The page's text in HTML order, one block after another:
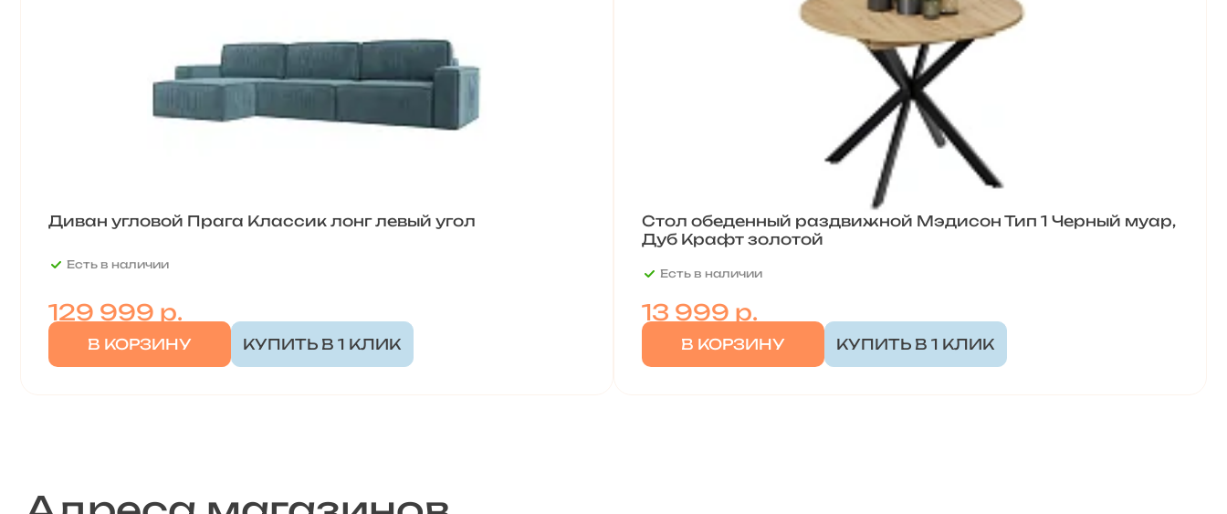
Диван угловой Прага Классик лонг левый угол
Есть в наличии
129 999 р.
В КОРЗИНУ КУПИТЬ В 1 КЛИК
Стол обеденный раздвижной Мэдисон Тип 1 Черный муар,
Дуб Крафт золотой
Есть в наличии
13 999 р.
В КОРЗИНУ КУПИТЬ В 1 КЛИК